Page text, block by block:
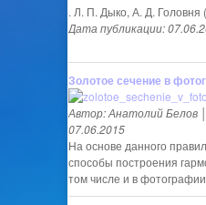
. Л. П. Дыко, А. Д. Головня
Дата публикации:
Золотое сечение в
Автор: Анатолий Белов
07.06.2015
На основе данного
способы построения
том числе и в